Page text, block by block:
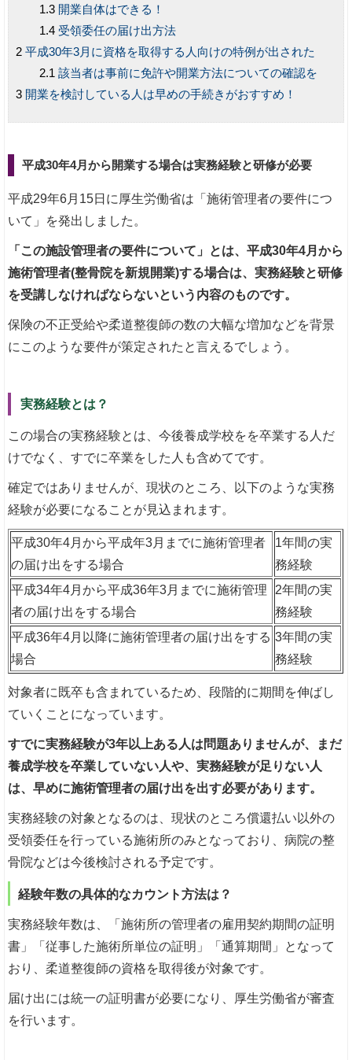
開業自体はできる！
受領委任の届け出方法
平成30年3月に資格を取得する人向けの特例が出された
該当者は事前に免許や開業方法についての確認を
開業を検討している人は早めの手続きがおすすめ！
平成30年4月から開業する場合は実務経験と研修が必要
平成29年6月15日に厚生労働省は「施術管理者の要件につ
いて」を発出しました。
「この施設管理者の要件について」とは、平成30年4月から
施術管理者(整骨院を新規開業)する場合は、実務経験と研修
を受講しなければならないという内容のものです。
保険の不正受給や柔道整復師の数の大幅な増加などを背景
にこのような要件が策定されたと言えるでしょう。
実務経験とは？
この場合の実務経験とは、今後養成学校をを卒業する人だ
けでなく、すでに卒業をした人も含めてです。
確定ではありませんが、現状のところ、以下のような実務
経験が必要になることが見込まれます。
平成30年4月から平成年3月までに施術管理者
の届け出をする場合
1年間の実
務経験
平成34年4月から平成36年3月までに施術管理
者の届け出をする場合
2年間の実
務経験
平成36年4月以降に施術管理者の届け出をする
場合
3年間の実
務経験
対象者に既卒も含まれているため、段階的に期間を伸ばし
ていくことになっています。
すでに実務経験が3年以上ある人は問題ありませんが、まだ
養成学校を卒業していない人や、実務経験が足りない人
は、早めに施術管理者の届け出を出す必要があります。
実務経験の対象となるのは、現状のところ償還払い以外の
受領委任を行っている施術所のみとなっており、病院の整
骨院などは今後検討される予定です。
経験年数の具体的なカウント方法は？
実務経験年数は、「施術所の管理者の雇用契約期間の証明
書」「従事した施術所単位の証明」「通算期間」となって
おり、柔道整復師の資格を取得後が対象です。
届け出には統一の証明書が必要になり、厚生労働省が審査
を行います。